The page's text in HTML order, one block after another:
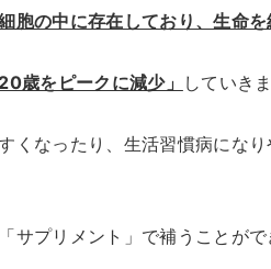
胞の中に存在しており、生命
歳をピークに減少」 していきま
くなったり、生活習慣病にな
サプリメント」で補うことが